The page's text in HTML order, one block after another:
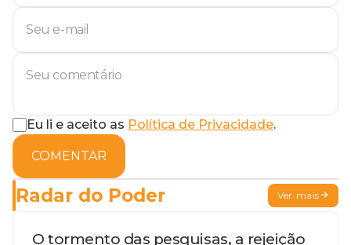
Eu li e aceito as Política de Privacidade.
COMENTAR
Radar do Poder Ver mais
O tormento das pesquisas, a rejeição